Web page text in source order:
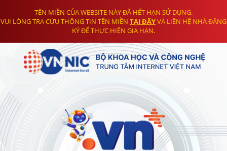
TÊN MIỀN CỦA WEBSITE NÀY ĐÃ HẾT HẠN SỬ DỤNG.
VUI LÒNG TRA CỨU THÔNG TIN TÊN MIỀN TẠI ĐÂYVÀ LIÊN HỆ NHÀ ĐĂNG
KÝ ĐỂ THỰC HIỆN GIA HẠN.